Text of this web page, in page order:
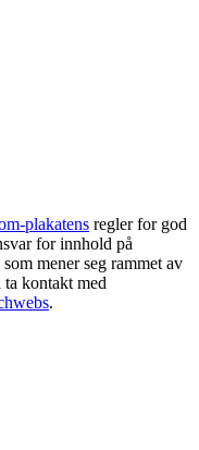
plakatens regler for god
for innhold på
mener seg rammet av
ta kontakt med
.